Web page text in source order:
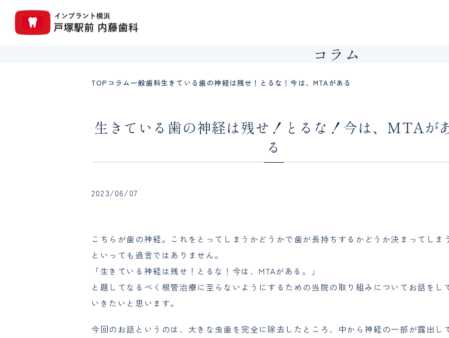
コラム
TOP コラム一般歯科生きている歯の神経は残せ！とるな！今は、MTAがある
生きている歯の神経は残せ！とるな！今は、MTAが
る
2023/06/07
こちらが歯の神経。これをとってしまうかどうかで歯が長持ちするかどうか決まってしまう
といっても過言ではありません。
「生きている神経は残せ！とるな！今は、MTAがある。」
と題してなるべく根管治療に至らないようにするための当院の取り組みについてお話をし
いきたいと思います。
今回のお話というのは、大きな虫歯を完全に除去したところ、中から神経の一部が露出し